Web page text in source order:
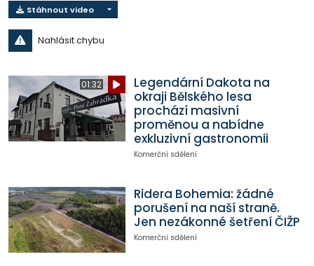
Stáhnout video
Nahlásit chybu
01:32
Legendární Dakota na
okraji Bělského lesa
prochází masivní
proměnou a nabídne
exkluzivní gastronomii
Komerční sdělení
Ridera Bohemia: žádné
porušení na naší straně.
Jen nezákonné šetření ČIŽP
Komerční sdělení